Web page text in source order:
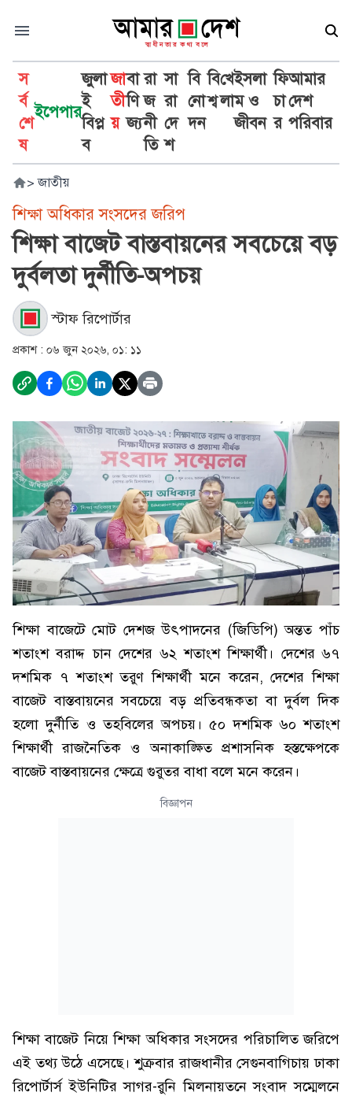
স
র্ব
শে
ষ
ইপেপার
জুলা
ই
বিপ্ল
ব
জা
তী
য়
বা
ণি
জ্য
রা
জ
নী
তি
সা
রা
দে
শ
বি
নো
দন
বি
শ্ব
খে
লা
ইসলা
ম ও
জীবন
ফি
চা
র
আমার
দেশ
পরিবার
> জাতীয়
শিক্ষা অধিকার সংসদের জরিপ
শিক্ষা বাজেট বাস্তবায়নের সবচেয়ে বড়
দুর্বলতা দুর্নীতি-অপচয়
স্টাফ রিপোর্টার
প্রকাশ : ০৬ জুন ২০২৬, ০১: ১১
শিক্ষা বাজেটে মোট দেশজ উৎপাদনের (জিডিপি) অন্তত পাঁচ
শতাংশ বরাদ্দ চান দেশের ৬২ শতাংশ শিক্ষার্থী। দেশের ৬৭
দশমিক ৭ শতাংশ তরুণ শিক্ষার্থী মনে করেন, দেশের শিক্ষা
বাজেট বাস্তবায়নের সবচেয়ে বড় প্রতিবন্ধকতা বা দুর্বল দিক
হলো দুর্নীতি ও তহবিলের অপচয়। ৫০ দশমিক ৬০ শতাংশ
শিক্ষার্থী রাজনৈতিক ও অনাকাঙ্ক্ষিত প্রশাসনিক হস্তক্ষেপকে
বাজেট বাস্তবায়নের ক্ষেত্রে গুরুতর বাধা বলে মনে করেন।
বিজ্ঞাপন
শিক্ষা বাজেট নিয়ে শিক্ষা অধিকার সংসদের পরিচালিত জরিপে
এই তথ্য উঠে এসেছে। শুক্রবার রাজধানীর সেগুনবাগিচায় ঢাকা
রিপোর্টার্স ইউনিটির সাগর-রুনি মিলনায়তনে সংবাদ সম্মেলনে